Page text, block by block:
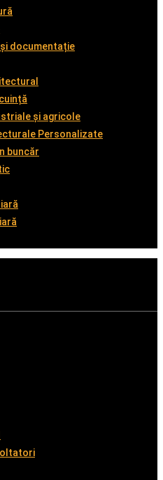
documentație
și agricole
Personalizate
buncăr